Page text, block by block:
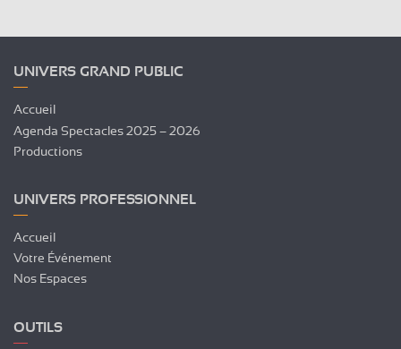
UNIVERS GRAND PUBLIC
Accueil
Agenda Spectacles 2025 – 2026
Productions
UNIVERS PROFESSIONNEL
Accueil
Votre Événement
Nos Espaces
OUTILS